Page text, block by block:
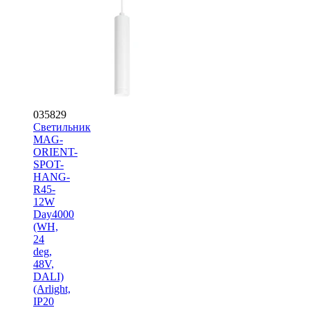
035829
Светильник
MAG-
ORIENT-
SPOT-
HANG-
R45-
12W
Day4000
(WH,
24
deg,
48V,
DALI)
(Arlight,
IP20